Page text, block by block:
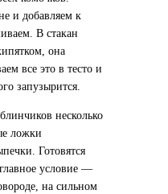
и добавляем к
В стакан
она
все это в тесто и
запузырится.
несколько
ложки
Готовятся
условие —
на сильном